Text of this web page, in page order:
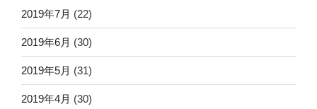
2019年7月 (22)
2019年6月 (30)
2019年5月 (31)
2019年4月 (30)